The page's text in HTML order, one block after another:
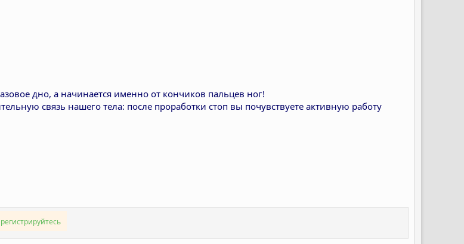
дно, а начинается именно от кончиков пальцев ног!
связь нашего тела: после проработки стоп вы почувствуете активную работу